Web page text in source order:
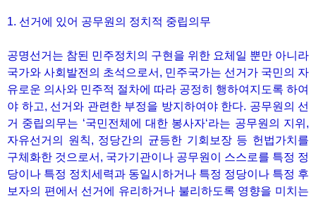
1. 선거에 있어 공무원의 정치적 중립의무
공명선거는 참된 민주정치의 구현을 위한 요체일 뿐만 아니라
국가와 사회발전의 초석으로서, 민주국가는 선거가 국민의 자
유로운 의사와 민주적 절차에 따라 공정히 행하여지도록 하여
야 하고, 선거와 관련한 부정을 방지하여야 한다. 공무원의 선
거 중립의무는 ‘국민전체에 대한 봉사자‘라는 공무원의 지위,
자유선거의 원칙, 정당간의 균등한 기회보장 등 헌법가치를
구체화한 것으로서, 국가기관이나 공무원이 스스로를 특정 정
당이나 특정 정치세력과 동일시하거나 특정 정당이나 특정 후
보자의 편에서 선거에 유리하거나 불리하도록 영향을 미치는